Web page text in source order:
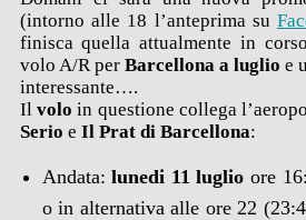
(intorno alle 18 l’anteprima su
finisca quella attualmente in
volo A/R per Barcellona a luglio e
interessante….
Il voloin questione collega
Serio e Il Prat di Barcellona:
Andata: lunedi 11 luglio ore
o in alternativa alle ore 22